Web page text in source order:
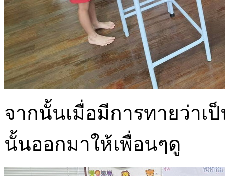
จากนั้นเมื่อมีการทายว่าเ
นั้นออกมาให้เพื่อนๆดู